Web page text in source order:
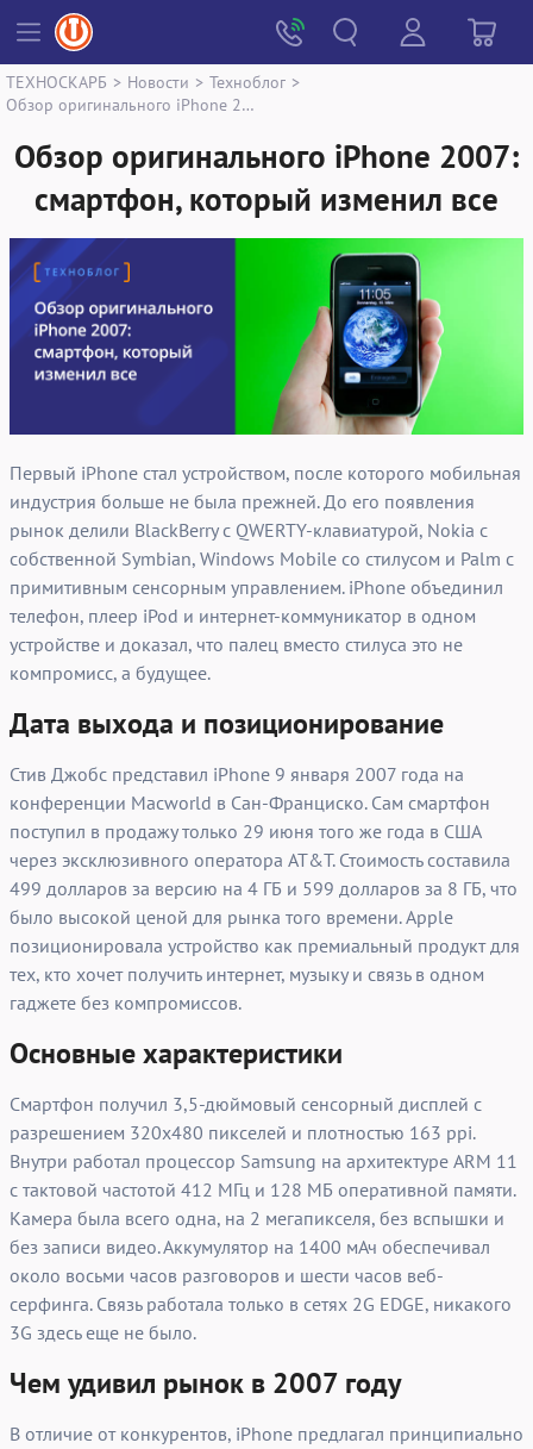
ТЕХНОСКАРБ > Новости > Техноблог >
Обзор оригинального iPhone 2007: смартфон, который изменил все
Обзор оригинального iPhone 2007:
смартфон, который изменил все
Первый iPhone стал устройством, после которого мобильная
индустрия больше не была прежней. До его появления
рынок делили BlackBerry с QWERTY-клавиатурой, Nokia с
собственной Symbian, Windows Mobile со стилусом и Palm с
примитивным сенсорным управлением. iPhone объединил
телефон, плеер iPod и интернет-коммуникатор в одном
устройстве и доказал, что палец вместо стилуса это не
компромисс, а будущее.
Дата выхода и позиционирование
Стив Джобс представил iPhone 9 января 2007 года на
конференции Macworld в Сан-Франциско. Сам смартфон
поступил в продажу только 29 июня того же года в США
через эксклюзивного оператора AT&T. Стоимость составила
499 долларов за версию на 4 ГБ и 599 долларов за 8 ГБ, что
было высокой ценой для рынка того времени. Apple
позиционировала устройство как премиальный продукт для
тех, кто хочет получить интернет, музыку и связь в одном
гаджете без компромиссов.
Основные характеристики
Смартфон получил 3,5-дюймовый сенсорный дисплей с
разрешением 320x480 пикселей и плотностью 163 ppi.
Внутри работал процессор Samsung на архитектуре ARM 11
с тактовой частотой 412 МГц и 128 МБ оперативной памяти.
Камера была всего одна, на 2 мегапикселя, без вспышки и
без записи видео. Аккумулятор на 1400 мАч обеспечивал
около восьми часов разговоров и шести часов веб-
серфинга. Связь работала только в сетях 2G EDGE, никакого
3G здесь еще не было.
Чем удивил рынок в 2007 году
В отличие от конкурентов, iPhone предлагал принципиально